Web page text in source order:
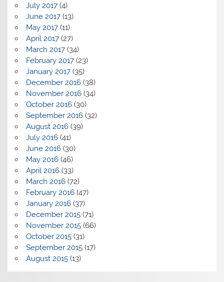
July 2017(4)
June 2017(13)
May 2017(11)
April 2017(27)
March 2017(34)
February 2017(23)
January 2017(35)
December 2016(38)
November 2016(34)
October 2016(30)
September 2016(32)
August 2016(39)
July 2016(41)
June 2016(30)
May 2016(46)
April 2016(33)
March 2016(72)
February 2016(47)
January 2016(37)
December 2015(71)
November 2015(66)
October 2015(31)
September 2015(17)
August 2015(13)